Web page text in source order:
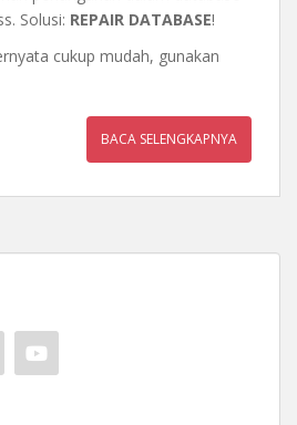
Solusi: REPAIR DATABASE!
cukup mudah, gunakan
BACA SELENGKAPNYA